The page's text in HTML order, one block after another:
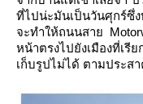
ที่ไปน่ะมันเป็นวันศุกร์ซึ่
จะทำให้ถนนสาย
หน้าตรงไปยังเมืองที่เรี
เก็บรูปไม่ได้ ตามประส